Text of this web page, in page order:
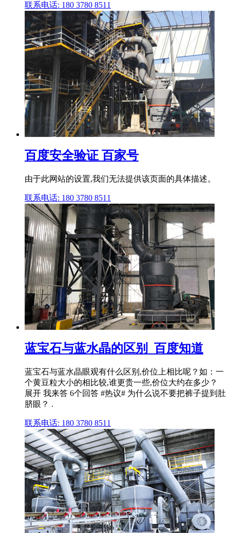
联系电话: 180 3780 8511
百度安全验证 百家号
由于此网站的设置,我们无法提供该页面的具体描述。
联系电话: 180 3780 8511
蓝宝石与蓝水晶的区别_百度知道
蓝宝石与蓝水晶眼观有什么区别,价位上相比呢？如：一
个黄豆粒大小的相比较,谁更贵一些,价位大约在多少？
展开 我来答 6个回答 #热议# 为什么说不要把裤子提到肚
脐眼？ .
联系电话: 180 3780 8511